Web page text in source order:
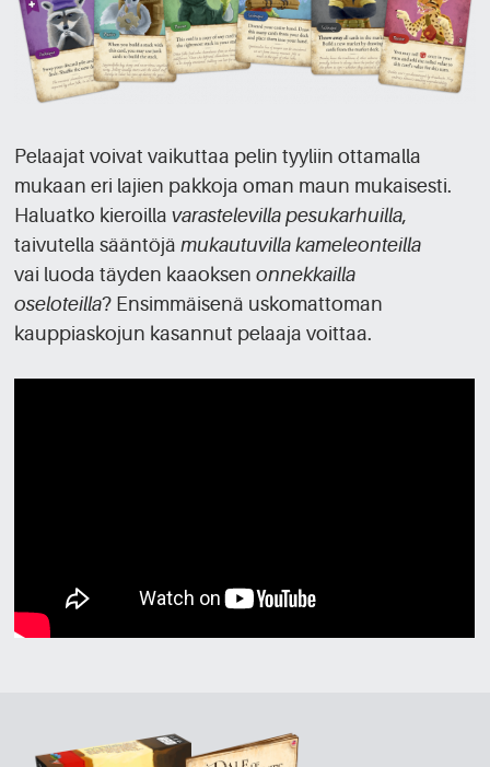
Pelaajat voivat vaikuttaa pelin tyyliin ottamalla
mukaan eri lajien pakkoja oman maun mukaisesti.
Haluatko kieroillavarastelevilla pesukarhuilla,
taivutella sääntöjämukautuvilla kameleonteilla
vai luoda täyden kaaoksenonnekkailla
oseloteilla? Ensimmäisenä uskomattoman
kauppiaskojun kasannut pelaaja voittaa.